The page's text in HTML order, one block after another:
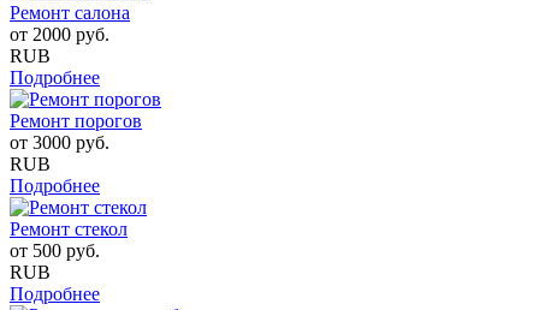
Ремонт салона
от 2000 руб.
RUB
Подробнее
Ремонт порогов
от 3000 руб.
RUB
Подробнее
Ремонт стекол
от 500 руб.
RUB
Подробнее